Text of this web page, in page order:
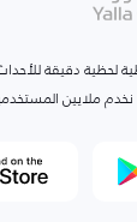
دقيقة
نخدم ملايين